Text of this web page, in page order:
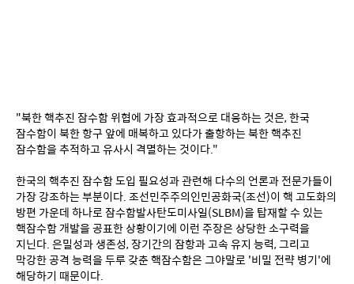
"북한 핵추진 잠수함 위협에 가장 효과적으로 대응하는 것은, 한국
잠수함이 북한 항구 앞에 매복하고 있다가 출항하는 북한 핵추진
잠수함을 추적하고 유사시 격멸하는 것이다."
한국의 핵추진 잠수함 도입 필요성과 관련해 다수의 언론과 전문가들이
가장 강조하는 부분이다. 조선민주주의인민공화국(조선)이 핵 고도화의
방편 가운데 하나로 잠수함발사탄도미사일(SLBM)을 탑재할 수 있는
핵잠수함 개발을 공표한 상황이기에 이런 주장은 상당한 소구력을
지닌다. 은밀성과 생존성, 장기간의 잠항과 고속 유지 능력, 그리고
막강한 공격 능력을 두루 갖춘 핵잠수함은 그야말로 '비밀 전략 병기'에
해당하기 때문이다.